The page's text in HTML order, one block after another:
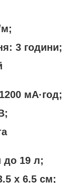
м;
3 години;
мА·год;
до 19 л;
х 6.5 см;